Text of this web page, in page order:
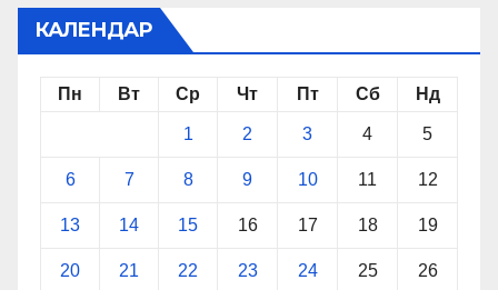
КАЛЕНДАР
Пн Вт Ср Чт Пт Сб Нд
1 2 3 4 5
6 7 8 9 10 11 12
13 14 15 16 17 18 19
20 21 22 23 24 25 26